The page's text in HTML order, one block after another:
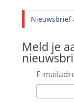
Nieuwsbrief
Meld je
E-